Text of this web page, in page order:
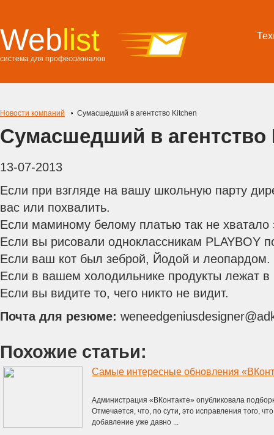
Weblist
система для профессионалов
Новости компаний Сумасшедший в агентство Kitchen
Сумасшедший в агентство
13-07-2013
Если при взгляде на вашу школьную парту
вас или похвалить.
Если маминому белому платью так не хватало
Если вы рисовали одноклассникам PLAYBOY
Если ваш кот был зеброй, Йодой и леопардом.
Если в вашем холодильнике продукты лежат
Если вы видите то, чего никто не видит.
Почта для резюме:
Похожие статьи:
Самые интересные обновления
Администрация «ВКонтакте» опубликовала
Отмечается, что, по сути, это исправления того,
добавление уже давно ...